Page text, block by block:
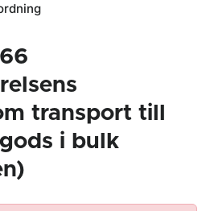
transport till
i bulk